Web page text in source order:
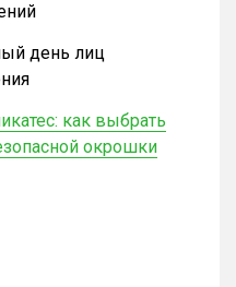
день лиц
как выбрать
окрошки